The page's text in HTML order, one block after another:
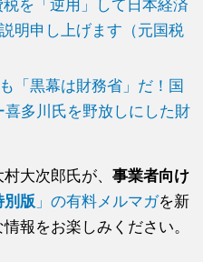
を「逆用」して日本経済
明申し上げます（元国税
「黒幕は財務省」だ！国
多川氏を野放しにした財
村大次郎氏が、事業者向け
別版 」の有料メルマガを新
報をお楽しみください。